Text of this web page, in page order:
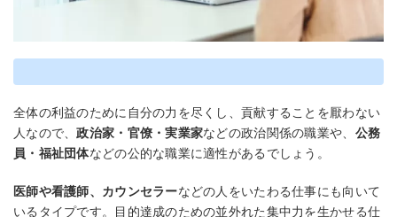
全体の利益のために自分の力を尽くし、貢献することを厭わない
人なので、政治家・官僚・実業家などの政治関係の職業や、 公務
員・福祉団体などの公的な職業に適性があるでしょう。
医師や看護師、カウンセラーなどの人をいたわる仕事にも向いて
いるタイプです。目的達成のための並外れた集中力を生かせる仕